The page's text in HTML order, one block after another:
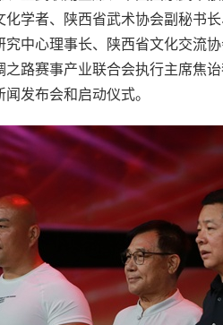
化学者、陕西省武术协会副秘书
究中心理事长、陕西省文化交流
之路赛事产业联合会执行主席焦
发布会和启动仪式。